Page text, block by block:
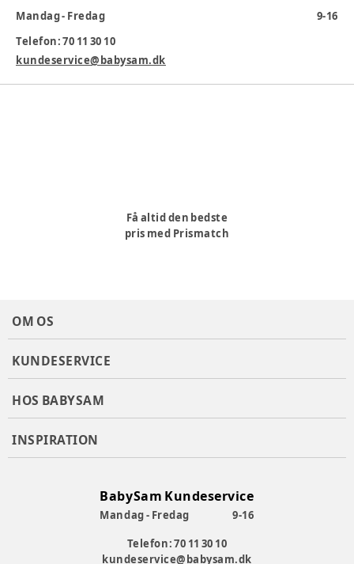
Varenummer:376439
Mandag - Fredag
9-16
Telefon: 70 11 30 10
kundeservice@babysam.dk
Få altid den bedste
pris med Prismatch
OM OS
KUNDESERVICE
HOS BABYSAM
INSPIRATION
BabySam Kundeservice
Mandag - Fredag
9-16
Telefon: 70 11 30 10
kundeservice@babysam.dk